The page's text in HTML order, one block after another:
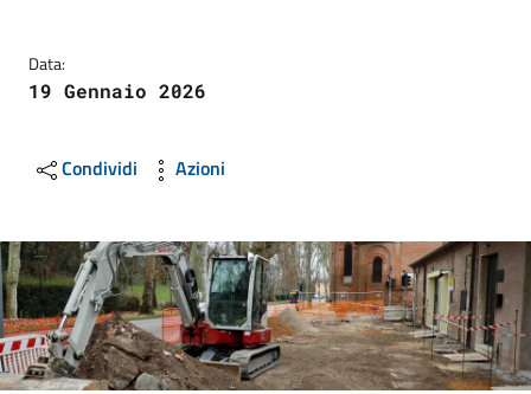
Data:
19 Gennaio 2026
Condividi Azioni